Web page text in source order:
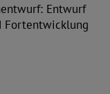
Entwurf
Fortentwicklung